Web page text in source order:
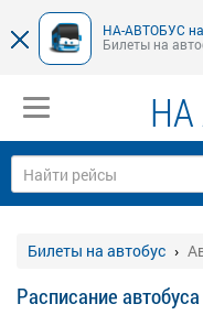
НА-АВТОБУС на
Билеты на
НА
Билеты на автобус
Расписание